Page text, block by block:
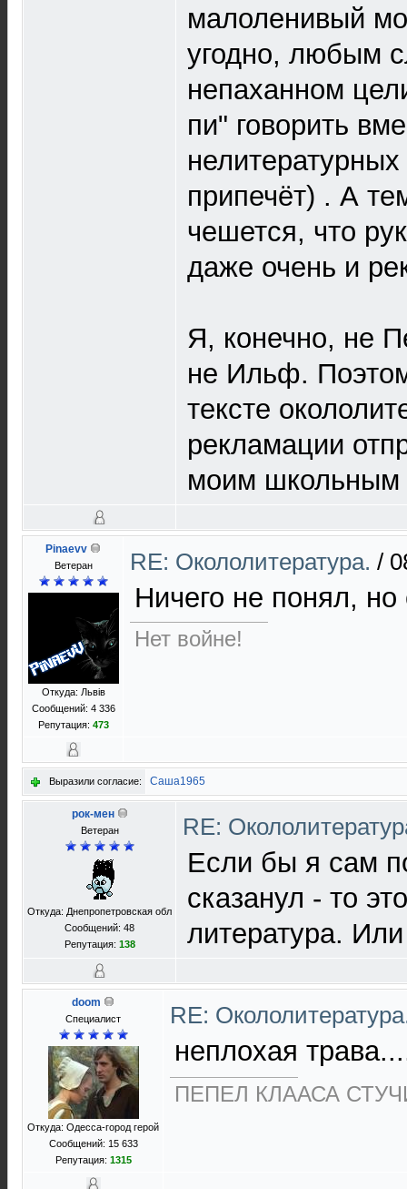
малоленивый
угодно, любым
непаханном
пи" говорить
припечёт) . А
чешется, что
даже очень и
Я, конечно, не
не Ильф.
тексте
рекламации
моим школьным
Pinaevv
Ветеран
Откуда: Львів
Сообщений: 4 336
Репутация: 473
RE: Окололитература. /
Ничего не понял, но
Нет войне!
Выразили согласие: Саша1965
рок-мен
Ветеран
Откуда: Днепропетровская обл
Сообщений: 48
Репутация: 138
RE:
Если бы я сам
сказанул - то
литература. Или
doom
Специалист
Откуда: Одесса-город герой
Сообщений: 15 633
Репутация: 1315
RE:
неплохая
ПЕПЕЛ КЛААСА